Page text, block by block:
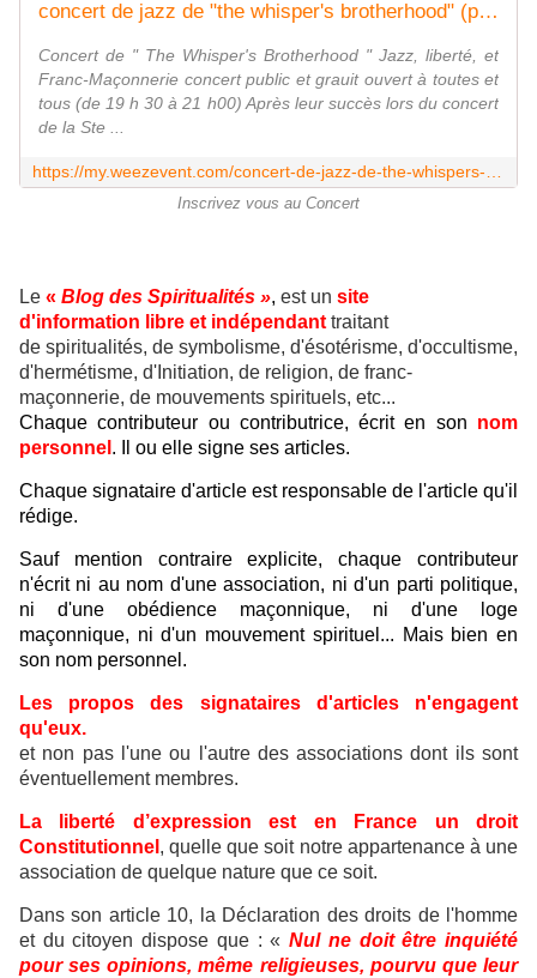
concert de jazz de "the whisper's brotherhood" (public et gratuit)
Concert de " The Whisper's Brotherhood " Jazz, liberté, et
Franc-Maçonnerie concert public et grauit ouvert à toutes et
tous (de 19 h 30 à 21 h00) Après leur succès lors du concert
de la Ste ...
Inscrivez vous au Concert
Le « Blog des Spiritualités », est un site
d'information libre et indépendant traitant
de spiritualités, de symbolisme, d'ésotérisme, d'occultisme,
d'hermétisme, d'Initiation, de religion, de franc-
maçonnerie, de mouvements spirituels, etc...
Chaque contributeur ou contributrice, écrit en son nom
personnel . Il ou elle signe ses articles.
Chaque signataire d'article est responsable de l'article qu'il
rédige.
Sauf mention contraire explicite, chaque contributeur
n'écrit ni au nom d'une association, ni d'un parti politique,
ni d'une obédience maçonnique, ni d'une loge
maçonnique, ni d'un mouvement spirituel... Mais bien en
son nom personnel.
Les propos des signataires d'articles n'engagent
qu'eux.
et non pas l'une ou l'autre des associations dont ils sont
éventuellement membres.
La liberté d’expression est en France un droit
Constitutionnel , quelle que soit notre appartenance à une
association de quelque nature que ce soit.
Dans son article 10, la Déclaration des droits de l'homme
et du citoyen dispose que : «Nul ne doit être inquiété
pour ses opinions, même religieuses, pourvu que leur